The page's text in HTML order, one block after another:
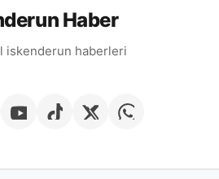
Haber
iskenderun haberleri